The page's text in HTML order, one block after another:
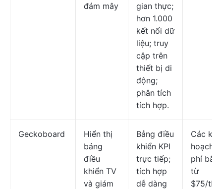
đám mây
gian thực;
hơn 1.000
kết nối dữ
liệu; truy
cập trên
thiết bị di
động;
phân tích
tích hợp.
Geckoboard
Hiển thị
bảng
điều
khiển TV
và giám
Bảng điều
khiển KPI
trực tiếp;
tích hợp
dễ dàng
Các kế
hoạch
phí bắt
từ
$75/